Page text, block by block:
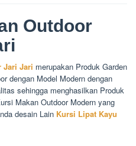
Outdoor
Jari Jari merupakan Produk Garden
dengan Model Modern dengan
sehingga menghasilkan Produk
Makan Outdoor Modern yang
desain Lain Kursi Lipat Kayu